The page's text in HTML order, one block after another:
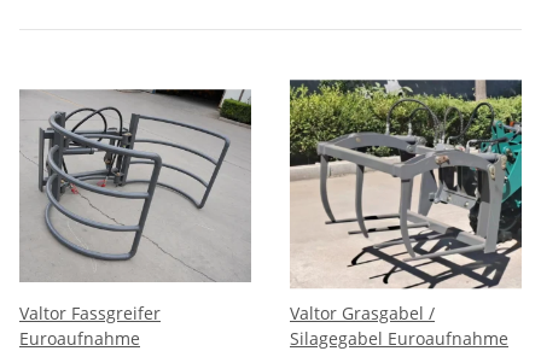
Valtor Fassgreifer
Euroaufnahme
Valtor Grasgabel /
Silagegabel Euroaufnahme